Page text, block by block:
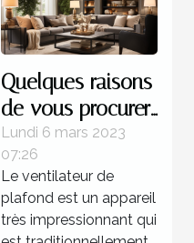
Quelques raisons
de vous procurer
un ventilateur de
plafond
Lundi 6 mars 2023
07:26
Le ventilateur de
plafond est un appareil
très impressionnant qui